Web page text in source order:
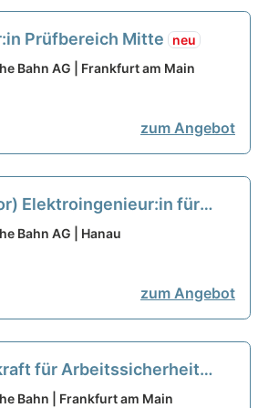
Prüfbereich Mitte
neu
Bahn AG | Frankfurt am Main
zum Angebot
Elektroingenieur:in für
zum Bauüberwacher
Bahn AG | Hanau
zum Angebot
für Arbeitssicherheit
d) neu
Bahn | Frankfurt am Main